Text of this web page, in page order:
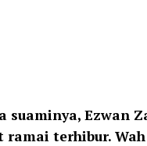
Ezwan
terhibur.